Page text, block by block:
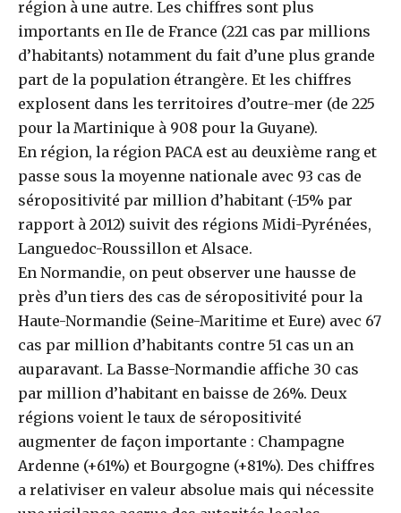
région à une autre. Les chiffres sont plus
importants en Ile de France (221 cas par millions
d’habitants) notamment du fait d’une plus grande
part de la population étrangère. Et les chiffres
explosent dans les territoires d’outre-mer (de 225
pour la Martinique à 908 pour la Guyane).
En région, la région PACA est au deuxième rang et
passe sous la moyenne nationale avec 93 cas de
séropositivité par million d’habitant (-15% par
rapport à 2012) suivit des régions Midi-Pyrénées,
Languedoc-Roussillon et Alsace.
En Normandie, on peut observer une hausse de
près d’un tiers des cas de séropositivité pour la
Haute-Normandie (Seine-Maritime et Eure) avec 67
cas par million d’habitants contre 51 cas un an
auparavant. La Basse-Normandie affiche 30 cas
par million d’habitant en baisse de 26%. Deux
régions voient le taux de séropositivité
augmenter de façon importante : Champagne
Ardenne (+61%) et Bourgogne (+81%). Des chiffres
a relativiser en valeur absolue mais qui nécessite